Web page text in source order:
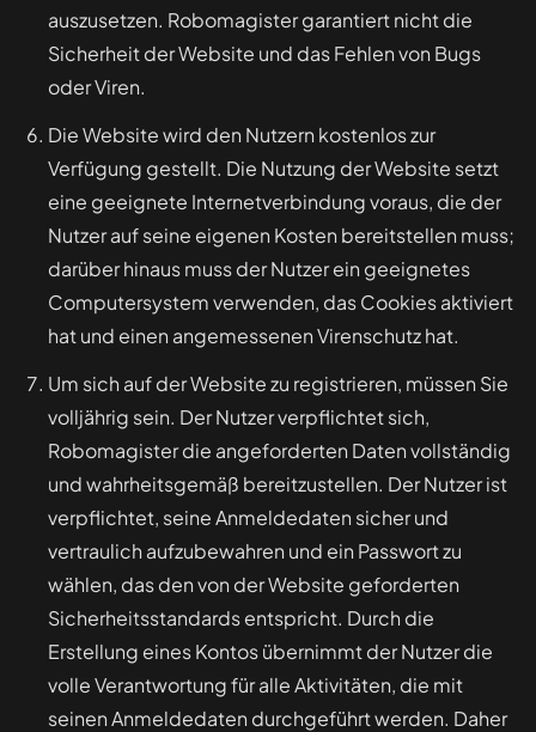
auszusetzen. Robomagister garantiert nicht die
Sicherheit der Website und das Fehlen von Bugs
oder Viren.
Die Website wird den Nutzern kostenlos zur
Verfügung gestellt. Die Nutzung der Website setzt
eine geeignete Internetverbindung voraus, die der
Nutzer auf seine eigenen Kosten bereitstellen muss;
darüber hinaus muss der Nutzer ein geeignetes
Computersystem verwenden, das Cookies aktiviert
hat und einen angemessenen Virenschutz hat.
Um sich auf der Website zu registrieren, müssen Sie
volljährig sein. Der Nutzer verpflichtet sich,
Robomagister die angeforderten Daten vollständig
und wahrheitsgemäß bereitzustellen. Der Nutzer ist
verpflichtet, seine Anmeldedaten sicher und
vertraulich aufzubewahren und ein Passwort zu
wählen, das den von der Website geforderten
Sicherheitsstandards entspricht. Durch die
Erstellung eines Kontos übernimmt der Nutzer die
volle Verantwortung für alle Aktivitäten, die mit
seinen Anmeldedaten durchgeführt werden. Daher